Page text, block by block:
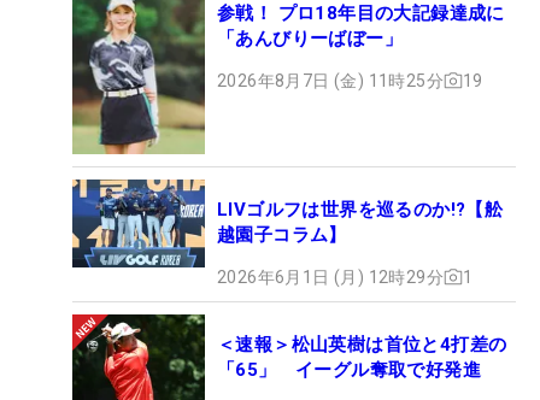
参戦！ プロ18年目の大記録達成に
「あんびりーばぼー」
2026年8月7日 (金) 11時25分 19
LIVゴルフは世界を巡るのか!?【舩
越園子コラム】
2026年6月1日 (月) 12時29分 1
＜速報＞松山英樹は首位と4打差の
「65」 イーグル奪取で好発進